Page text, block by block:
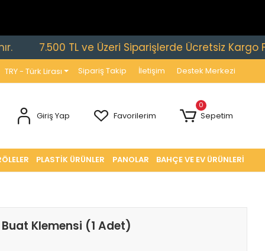
7.500 TL ve Üzeri Siparişlerde Ücretsiz Kargo Fırsatı!
TRY - Türk Lirası Sipariş Takip İletişim Destek Merkezi
Giriş Yap Favorilerim
0
Sepetim
PLASTİK ÜRÜNLER PANOLAR BAHÇE VE EV ÜRÜNLERİ
Klemensi (1 Adet)